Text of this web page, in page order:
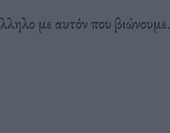
με αυτόν που βιώνουμε.